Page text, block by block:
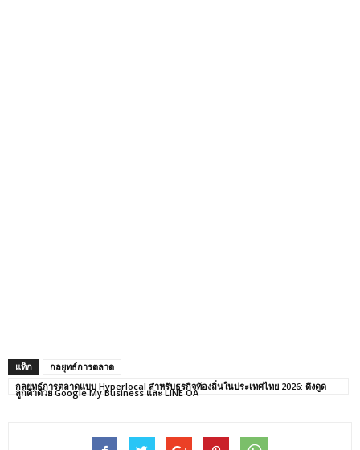
แท็ก
กลยุทธ์การตลาด
กลยุทธ์การตลาดแบบ Hyperlocal สำหรับธุรกิจท้องถิ่นในประเทศไทย 2026: ดึงดูด
ลูกค้าด้วย Google My Business และ LINE OA